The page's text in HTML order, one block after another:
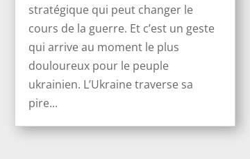
stratégique qui peut changer le
cours de la guerre. Et c’est un geste
qui arrive au moment le plus
douloureux pour le peuple
ukrainien. L’Ukraine traverse sa
pire...